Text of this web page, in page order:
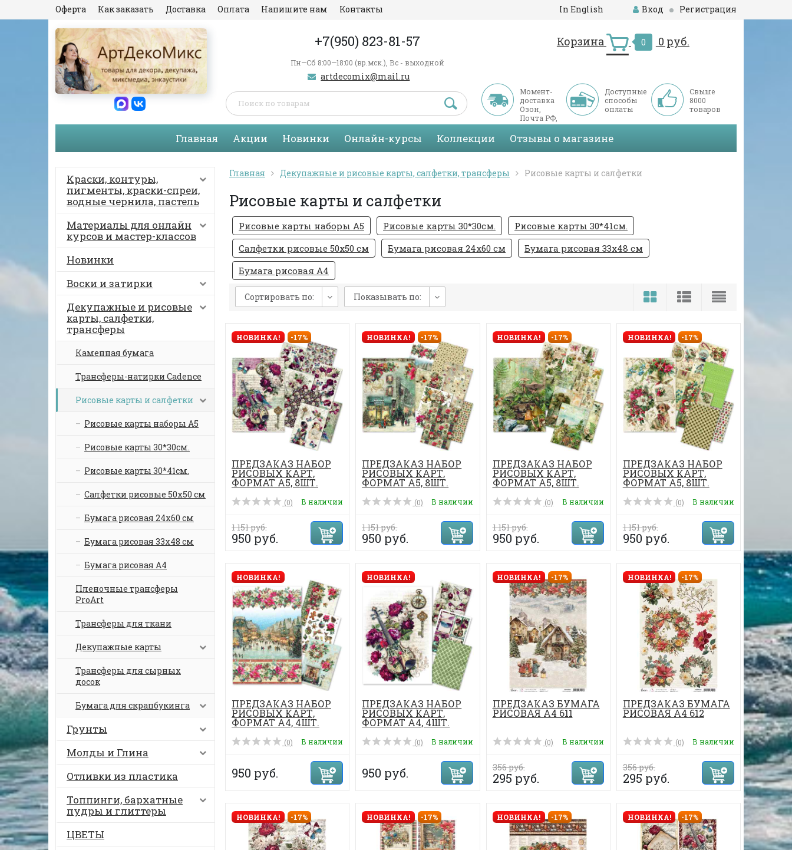
Оферта Как заказать Доставка Оплата Напишите нам Контакты In English Вход Регистрация
+7(950) 823-81-57
Пн—Сб 8:00—18:00 (вр.мск.), Вс - выходной
artdecomix@mail.ru
Корзина 0 0 руб.
Момент-
доставка
Озон,
Почта РФ,
СДЭК
Доступные
способы
оплаты
Свыше
8000
товаров
Главная Акции Новинки Онлайн-курсы Коллекции Отзывы о магазине
Краски, контуры,
пигменты, краски-спреи,
водные чернила, пастель
Материалы для онлайн
курсов и мастер-классов
Новинки
Воски и затирки
Декупажные и рисовые
карты, салфетки,
трансферы
Каменная бумага
Трансферы-натирки Cadence
Рисовые карты и салфетки
Рисовые карты наборы А5
Рисовые карты 30*30см.
Рисовые карты 30*41см.
Салфетки рисовые 50х50 см
Бумага рисовая 24х60 см
Бумага рисовая 33х48 см
Бумага рисовая А4
Пленочные трансферы
ProArt
Трансферы для ткани
Декупажные карты
Трансферы для сырных
досок
Бумага для скрапбукинга
Грунты
Молды и Глина
Отливки из пластика
Топпинги, бархатные
пудры и глиттеры
ЦВЕТЫ
Главная Декупажные и рисовые карты, салфетки, трансферы Рисовые карты и салфетки
Рисовые карты и салфетки
Рисовые карты наборы А5 Рисовые карты 30*30см.
Рисовые карты 30*41см.
Салфетки рисовые 50х50 см
Бумага рисовая 24х60 см
Бумага рисовая 33х48 см
Бумага рисовая А4
Сортировать по: Показывать по:
НОВИНКА! -17%
ПРЕДЗАКАЗ НАБОР
РИСОВЫХ КАРТ,
ФОРМАТ А5, 8ШТ.
(0) В наличии
1 151 руб.
950 руб.
НОВИНКА! -17%
ПРЕДЗАКАЗ НАБОР
РИСОВЫХ КАРТ,
ФОРМАТ А5, 8ШТ.
(0) В наличии
1 151 руб.
950 руб.
НОВИНКА! -17%
ПРЕДЗАКАЗ НАБОР
РИСОВЫХ КАРТ,
ФОРМАТ А5, 8ШТ.
(0) В наличии
1 151 руб.
950 руб.
НОВИНКА! -17%
ПРЕДЗАКАЗ НАБОР
РИСОВЫХ КАРТ,
ФОРМАТ А5, 8ШТ.
(0) В наличии
1 151 руб.
950 руб.
НОВИНКА!
ПРЕДЗАКАЗ НАБОР
РИСОВЫХ КАРТ,
ФОРМАТ А4, 4ШТ.
(0) В наличии
950 руб.
НОВИНКА!
ПРЕДЗАКАЗ НАБОР
РИСОВЫХ КАРТ,
ФОРМАТ А4, 4ШТ.
(0) В наличии
950 руб.
НОВИНКА! -17%
ПРЕДЗАКАЗ БУМАГА
РИСОВАЯ А4 611
(0) В наличии
356 руб.
295 руб.
НОВИНКА! -17%
ПРЕДЗАКАЗ БУМАГА
РИСОВАЯ А4 612
(0) В наличии
356 руб.
295 руб.
НОВИНКА! -17% НОВИНКА! -17% НОВИНКА! -17% НОВИНКА! -17%